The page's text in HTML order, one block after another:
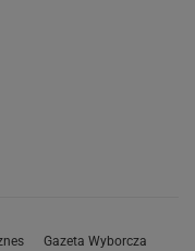
Gazeta Wyborcza